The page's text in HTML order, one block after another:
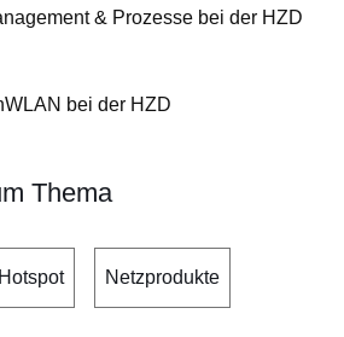
& Prozesse bei der HZD
bei der HZD
Thema
Hotspot Netzprodukte